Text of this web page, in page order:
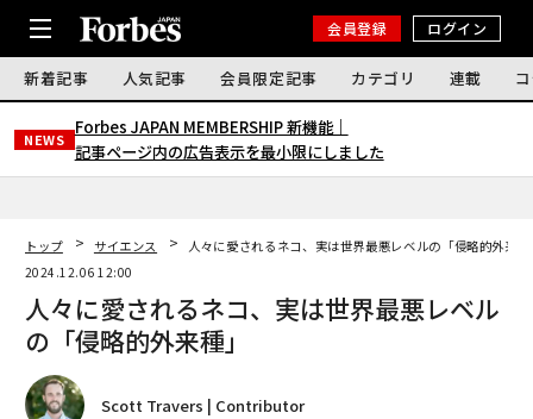
会員登録 ログイン
新着記事 人気記事 会員限定記事 カテゴリ 連載
NEWS
Forbes JAPAN MEMBERSHIP 新機能｜
記事ページ内の広告表示を最小限にしました
トップ サイエンス
人々に愛されるネコ、実は世界最悪レベルの「侵略的外来種
2024.12.06 12:00
人々に愛されるネコ、実は世界最悪レベル
の「侵略的外来種」
Scott Travers | Contributor